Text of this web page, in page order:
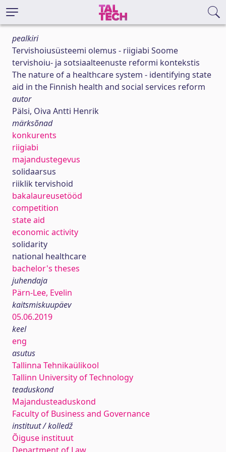
pealkiri
Tervishoiusüsteemi olemus - riigiabi Soome
tervishoiu- ja sotsiaalteenuste reformi kontekstis
The nature of a healthcare system - identifying state
aid in the Finnish health and social services reform
autor
Pälsi, Oiva Antti Henrik
märksõnad
konkurents
riigiabi
majandustegevus
solidaarsus
riiklik tervishoid
bakalaureusetööd
competition
state aid
economic activity
solidarity
national healthcare
bachelor's theses
juhendaja
Pärn-Lee, Evelin
kaitsmiskuupäev
05.06.2019
keel
eng
asutus
Tallinna Tehnikaülikool
Tallinn University of Technology
teaduskond
Majandusteaduskond
Faculty of Business and Governance
instituut / kolledž
Õiguse instituut